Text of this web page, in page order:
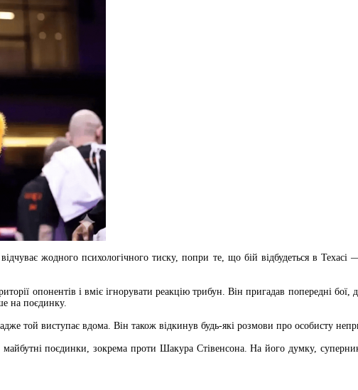
жодного психологічного тиску, попри те, що бій відбудеться в Техасі
опонентів і вміє ігнорувати реакцію трибун. Він пригадав попередні бої,
на поєдинку.
той виступає вдома. Він також відкинув будь-які розмови про особисту
поєдинки, зокрема проти Шакура Стівенсона. На його думку,